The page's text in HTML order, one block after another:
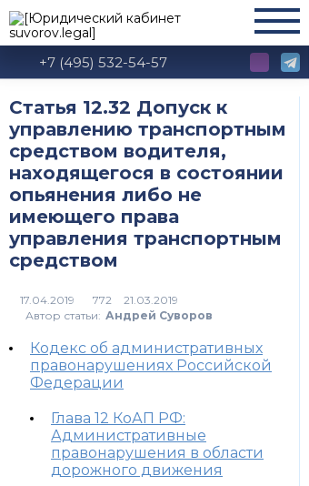
+7 (495) 532-54-57
Статья 12.32 Допуск к
управлению транспортным
средством водителя,
находящегося в состоянии
опьянения либо не
имеющего права
управления транспортным
средством
772
Автор статьи: Андрей Суворов
Кодекс об административных
правонарушениях Российской
Федерации
Глава 12 КоАП РФ:
Административные
правонарушения в области
дорожного движения